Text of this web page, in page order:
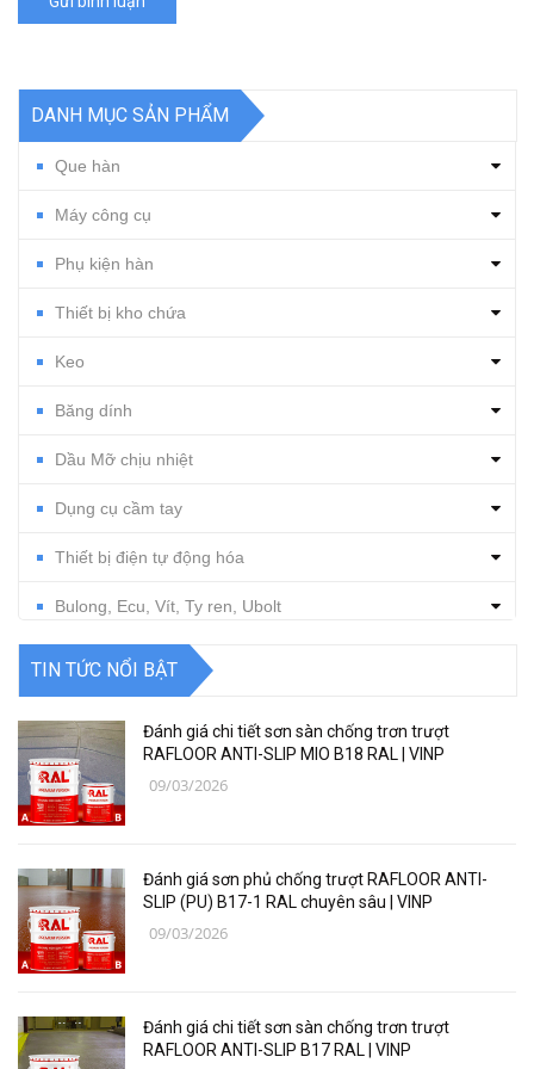
DANH MỤC SẢN PHẨM
Que hàn
Máy công cụ
Phụ kiện hàn
Thiết bị kho chứa
Keo
Băng dính
Dầu Mỡ chịu nhiệt
Dụng cụ cầm tay
Thiết bị điện tự động hóa
Bulong, Ecu, Vít, Ty ren, Ubolt
Dụng cụ cắt gọt
Thiết bị, vật tư điện nước
Thiết bị, vật tư điện lạnh
Thiết bị bảo hộ lao động
Thiết bị đo Mitutoyo
Dụng Cụ Ngành Hàng Không
TIN TỨC NỔI BẬT
Đánh giá chi tiết sơn sàn chống trơn trượt
RAFLOOR ANTI-SLIP MIO B18 RAL | VINP
09/03/2026
Đánh giá sơn phủ chống trượt RAFLOOR ANTI-
SLIP (PU) B17-1 RAL chuyên sâu | VINP
09/03/2026
Đánh giá chi tiết sơn sàn chống trơn trượt
RAFLOOR ANTI-SLIP B17 RAL | VINP